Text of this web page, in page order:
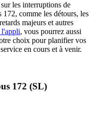
les interruptions de
comme les détours, les
majeurs et autres
l'appli, vous pourrez aussi
choix pour planifier vos
en cours et à venir.
172 (SL)